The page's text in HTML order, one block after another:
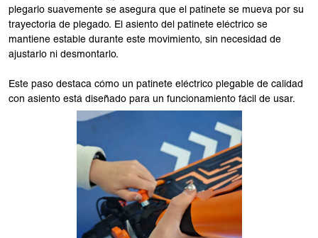
plegarlo suavemente se asegura que el patinete se mueva por su
trayectoria de plegado. El asiento del patinete eléctrico se
mantiene estable durante este movimiento, sin necesidad de
ajustarlo ni desmontarlo.
Este paso destaca cómo un patinete eléctrico plegable de calidad
con asiento está diseñado para un funcionamiento fácil de usar.